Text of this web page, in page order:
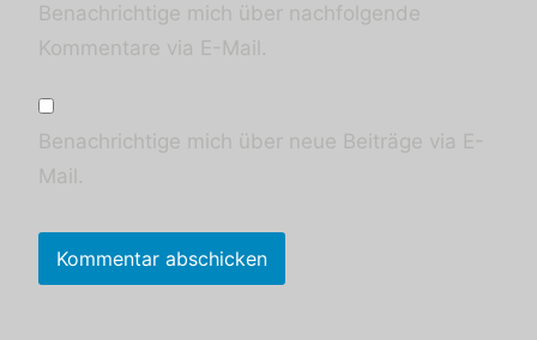
Benachrichtige mich über nachfolgende
Kommentare via E-Mail.
Benachrichtige mich über neue Beiträge via E-
Mail.